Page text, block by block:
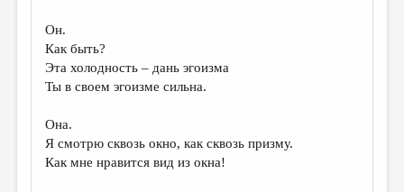
ПРОИЗВЕДЕНИЯ
ПЕРЕВОДЫ
ДЕТСКАЯ КОМНАТА
КНИЖНАЯ ПОЛКА
Он.
Как быть?
Эта холодность – дань эгоизма
Ты в своем эгоизме сильна.
Она.
Я смотрю сквозь окно, как сквозь призму.
Как мне нравится вид из окна!